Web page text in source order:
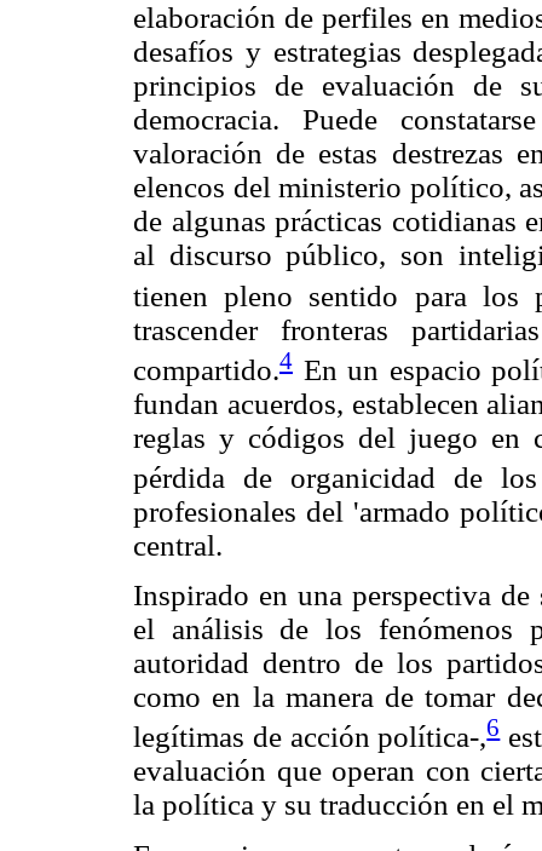
elaboración de perfiles en
desafíos y estrategias
principios de evaluación de
democracia. Puede
valoración de estas destrezas
elencos del ministerio político,
de algunas prácticas cotidianas
al discurso público, son
tienen pleno sentido para los
trascender fronteras
compartido.4 En un espacio
fundan acuerdos, establecen
reglas y códigos del juego en
pérdida de organicidad de
profesionales del 'armado
central.
Inspirado en una perspectiva
el análisis de los fenómenos
autoridad dentro de los
como en la manera de tomar
legítimas de acción política-,6
evaluación que operan con
la política y su traducción en el